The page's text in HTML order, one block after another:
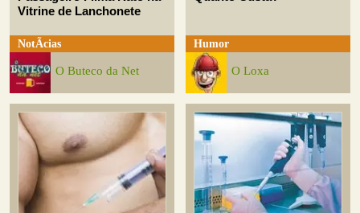
Vitrine de Lanchonete
NotÃ­cias
O Buteco da Net
Humor
O Loxa